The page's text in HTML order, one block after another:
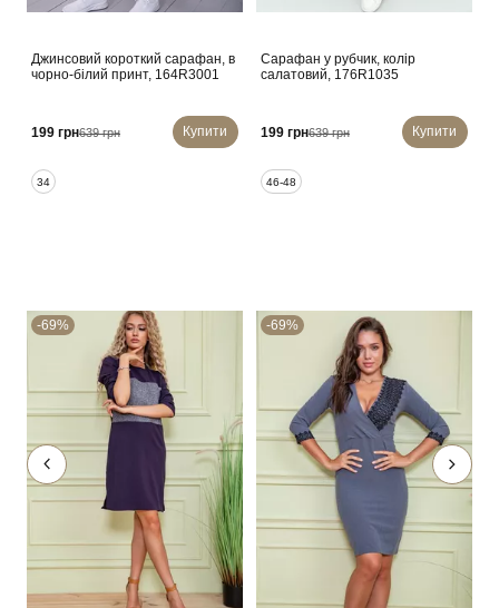
Джинсовий короткий сарафан, в
чорно-білий принт, 164R3001
199 грн639 грн Купити
34
Сарафан у рубчик, колір
салатовий, 176R1035
199 грн639 грн Купити
46-48
-69% -69%